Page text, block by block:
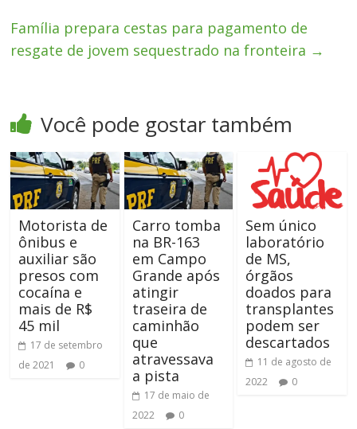
Família prepara cestas para pagamento de
resgate de jovem sequestrado na fronteira →
Você pode gostar também
Motorista de
ônibus e
auxiliar são
presos com
cocaína e
mais de R$
45 mil
17 de setembro
de 2021
0
Carro tomba
na BR-163
em Campo
Grande após
atingir
traseira de
caminhão
que
atravessava
a pista
17 de maio de
2022
0
Sem único
laboratório
de MS,
órgãos
doados para
transplantes
podem ser
descartados
11 de agosto de
2022
0